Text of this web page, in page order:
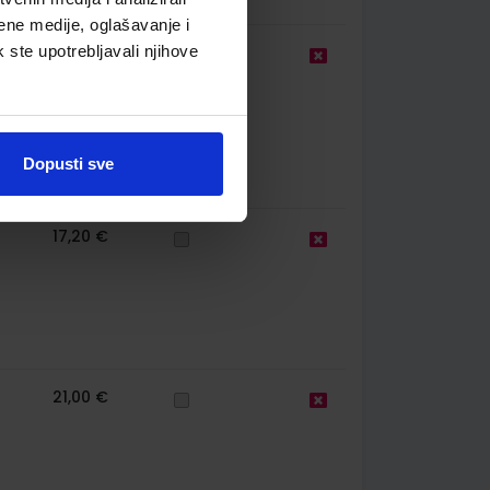
medije, oglašavanje i
ste upotrebljavali njihove
Dopusti sve
23,60 €
17,20 €
21,00 €